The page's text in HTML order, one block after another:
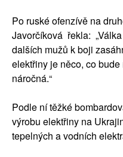
Po ruské ofenzívě na
Javorčíková řekla:
dalších mužů k boji
elektřiny je něco, co
náročná.“
Podle ní těžké
výrobu elektřiny na
tepelných a vodních